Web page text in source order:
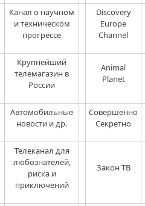
Канал о научном
и техническом
прогрессе
Discovery
Europe
Channel
Крупнейший
телемагазин в
России
Animal
Planet
Автомобильные
новости и др.
Совершенно
Секретно
Телеканал для
любознателей,
риска и
приключений
Закон ТВ